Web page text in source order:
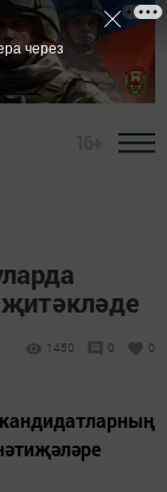
1450 0 0
через